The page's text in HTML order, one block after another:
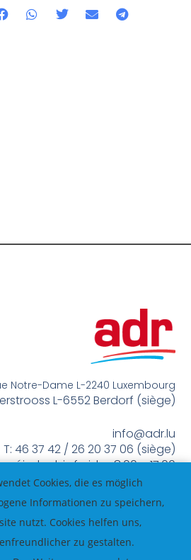
Notre-Dame L-2240 Luxembourg
L-6552 Berdorf (siège)
info@adr.lu
T: 46 37 42 / 26 20 37 06 (siège)
méindes bis freides 8:00 – 17:00
Cookies, die es möglich
Informationen zu speichern,
nutzt. Cookies helfen uns,
zu gestalten.